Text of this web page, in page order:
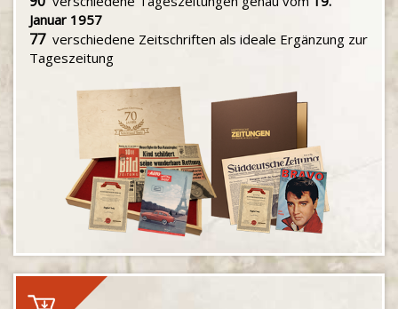
Januar 1957
77verschiedene Zeitschriften als ideale Ergänzung zur
Tageszeitung